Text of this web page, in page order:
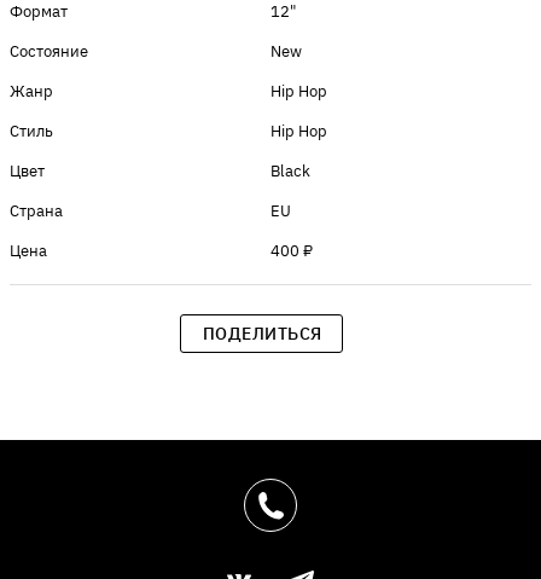
Формат
12"
Состояние
New
Жанр
Hip Hop
Стиль
Hip Hop
Цвет
Black
Страна
EU
Цена
400 ₽
ПОДЕЛИТЬСЯ